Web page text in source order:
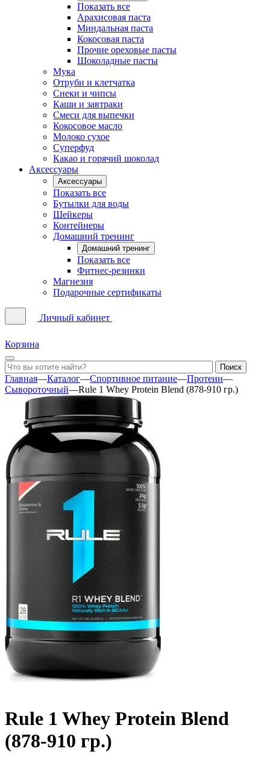
Показать все
Арахисовая паста
Миндальная паста
Кокосовая паста
Прочие ореховые пасты
Шоколадные пасты
Мука
Отруби и клетчатка
Снеки и чипсы
Каши и завтраки
Смеси для выпечки
Кокосовое масло
Молоко сухое
Суперфуд
Какао и горячий шоколад
Аксессуары
Аксессуары
Показать все
Бутылки для воды
Шейкеры
Контейнеры
Домашний тренинг
Домашний тренинг
Показать все
Фитнес-резинки
Магнезия
Подарочные сертификаты
Личный кабинет
Корзина
Главная—Каталог—Спортивное питание—Протеин—
Сывороточный—Rule 1 Whey Protein Blend (878-910 гр.)
Rule 1 Whey Protein Blend
(878-910 гр.)